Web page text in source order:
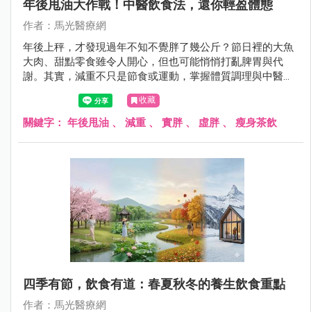
年後甩油大作戰！中醫飲食法，還你輕盈體態
作者：馬光醫療網
年後上秤，才發現過年不知不覺胖了幾公斤？節日裡的大魚
大肉、甜點零食雖令人開心，但也可能悄悄打亂脾胃與代
謝。其實，減重不只是節食或運動，掌握體質調理與中醫智
慧，同樣能讓身體輕盈、健康回歸。跟著醫師，一起學習年
後甩油的中醫妙招，從飲食、茶飲到穴位按摩，逐步恢復身
體平衡，輕盈自然到來！
收藏
關鍵字： 年後甩油 、 減重 、 實胖、 虛胖、 瘦身茶飲
四季有節，飲食有道：春夏秋冬的養生飲食重點
作者：馬光醫療網